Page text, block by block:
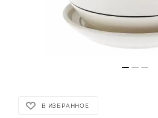
В ИЗБРАННОЕ